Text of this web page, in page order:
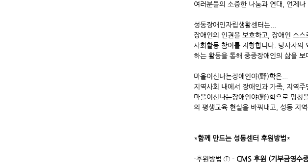
여러분들의 소중한 나눔과 연대, 언제나
성동장애인자립생활센터는...
장애인의 인권을 보호하고, 장애인 스
사회활동 참여를 지향합니다. 당사자의
하는 활동을 통해 중증장애인의 삶을 보
마을이신나는장애인야(野)학은...
지역사회 내에서 장애인과 가족, 지역
마을이신나는장애인야(野)학으로 명칭
의 평생교육 현실을 바꿔내고, 성동 지
*함께 만드는 성동센터 후원방법*
-후원방법 ① - CMS 후원 (기부금영수